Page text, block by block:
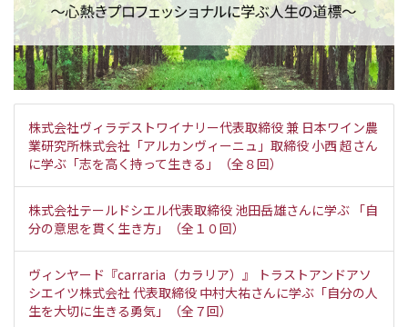
株式会社ヴィラデストワイナリー代表取締役 兼 日本ワイン農
業研究所株式会社「アルカンヴィーニュ」取締役 小西 超さん
に学ぶ「志を高く持って生きる」（全８回）
株式会社テールドシエル代表取締役 池田岳雄さんに学ぶ 「自
分の意思を貫く生き方」（全１０回）
ヴィンヤード『carraria（カラリア）』 トラストアンドアソ
シエイツ株式会社 代表取締役 中村大祐さんに学ぶ「自分の人
生を大切に生きる勇気」（全７回）